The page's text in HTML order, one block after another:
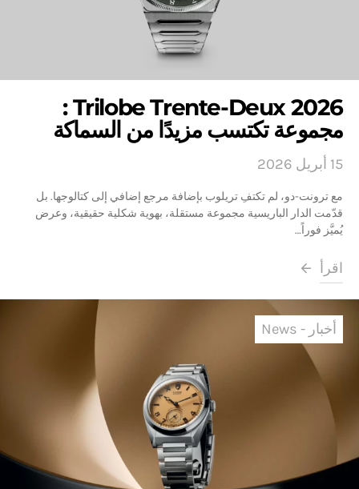
Trilobe Trente-Deux 2026 :
مجموعة تكتسب مزيدًا من السماكة
15 أبريل 2026
مع ترونت-دو، لم تكتفِ تريلوب بإضافة مرجع إضافي إلى كتالوجها. بل
قدّمت الدار الباريسية مجموعة مستقلة، بهوية شكلية حقيقية، وعرض
يُميَّز فوراً…
اقرأ
أخبار - News